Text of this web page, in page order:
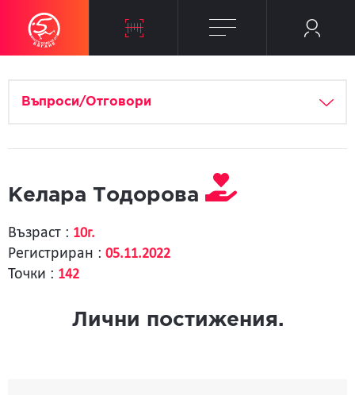
Въпроси/Отговори
Келара Тодорова
Възраст : 10г.
Регистриран : 05.11.2022
Точки : 142
Лични постижения.